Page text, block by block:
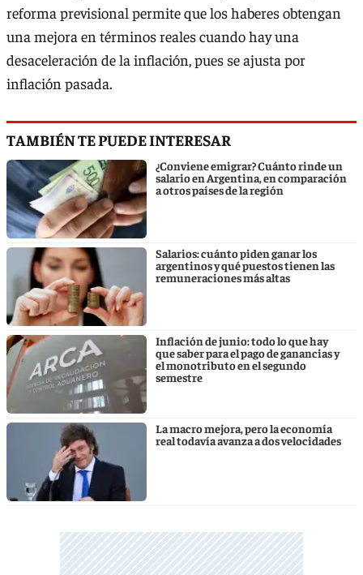
reforma previsional permite que los haberes obtengan
una mejora en términos reales cuando hay una
desaceleración de la inflación, pues se ajusta por
inflación pasada.
TAMBIÉN TE PUEDE INTERESAR
¿Conviene emigrar? Cuánto rinde un
salario en Argentina, en comparación
a otros países de la región
Salarios: cuánto piden ganar los
argentinos y qué puestos tienen las
remuneraciones más altas
Inflación de junio: todo lo que hay
que saber para el pago de ganancias y
el monotributo en el segundo
semestre
La macro mejora, pero la economía
real todavía avanza a dos velocidades